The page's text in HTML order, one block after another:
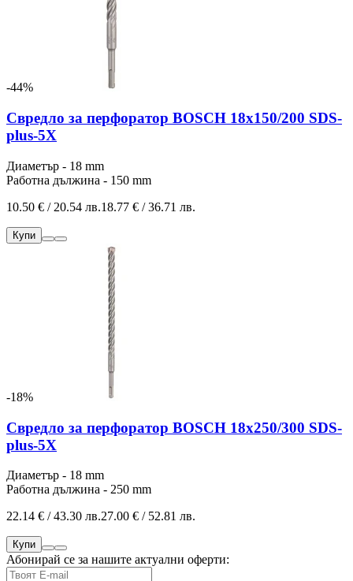
-44%
Свредло за перфоратор BOSCH 18x150/200 SDS-
plus-5Х
Диаметър - 18 mm
Работна дължина - 150 mm
10.50 € / 20.54 лв.18.77 € / 36.71 лв.
Купи
-18%
Свредло за перфоратор BOSCH 18x250/300 SDS-
plus-5Х
Диаметър - 18 mm
Работна дължина - 250 mm
22.14 € / 43.30 лв.27.00 € / 52.81 лв.
Купи
Абонирай се за нашите актуални оферти: